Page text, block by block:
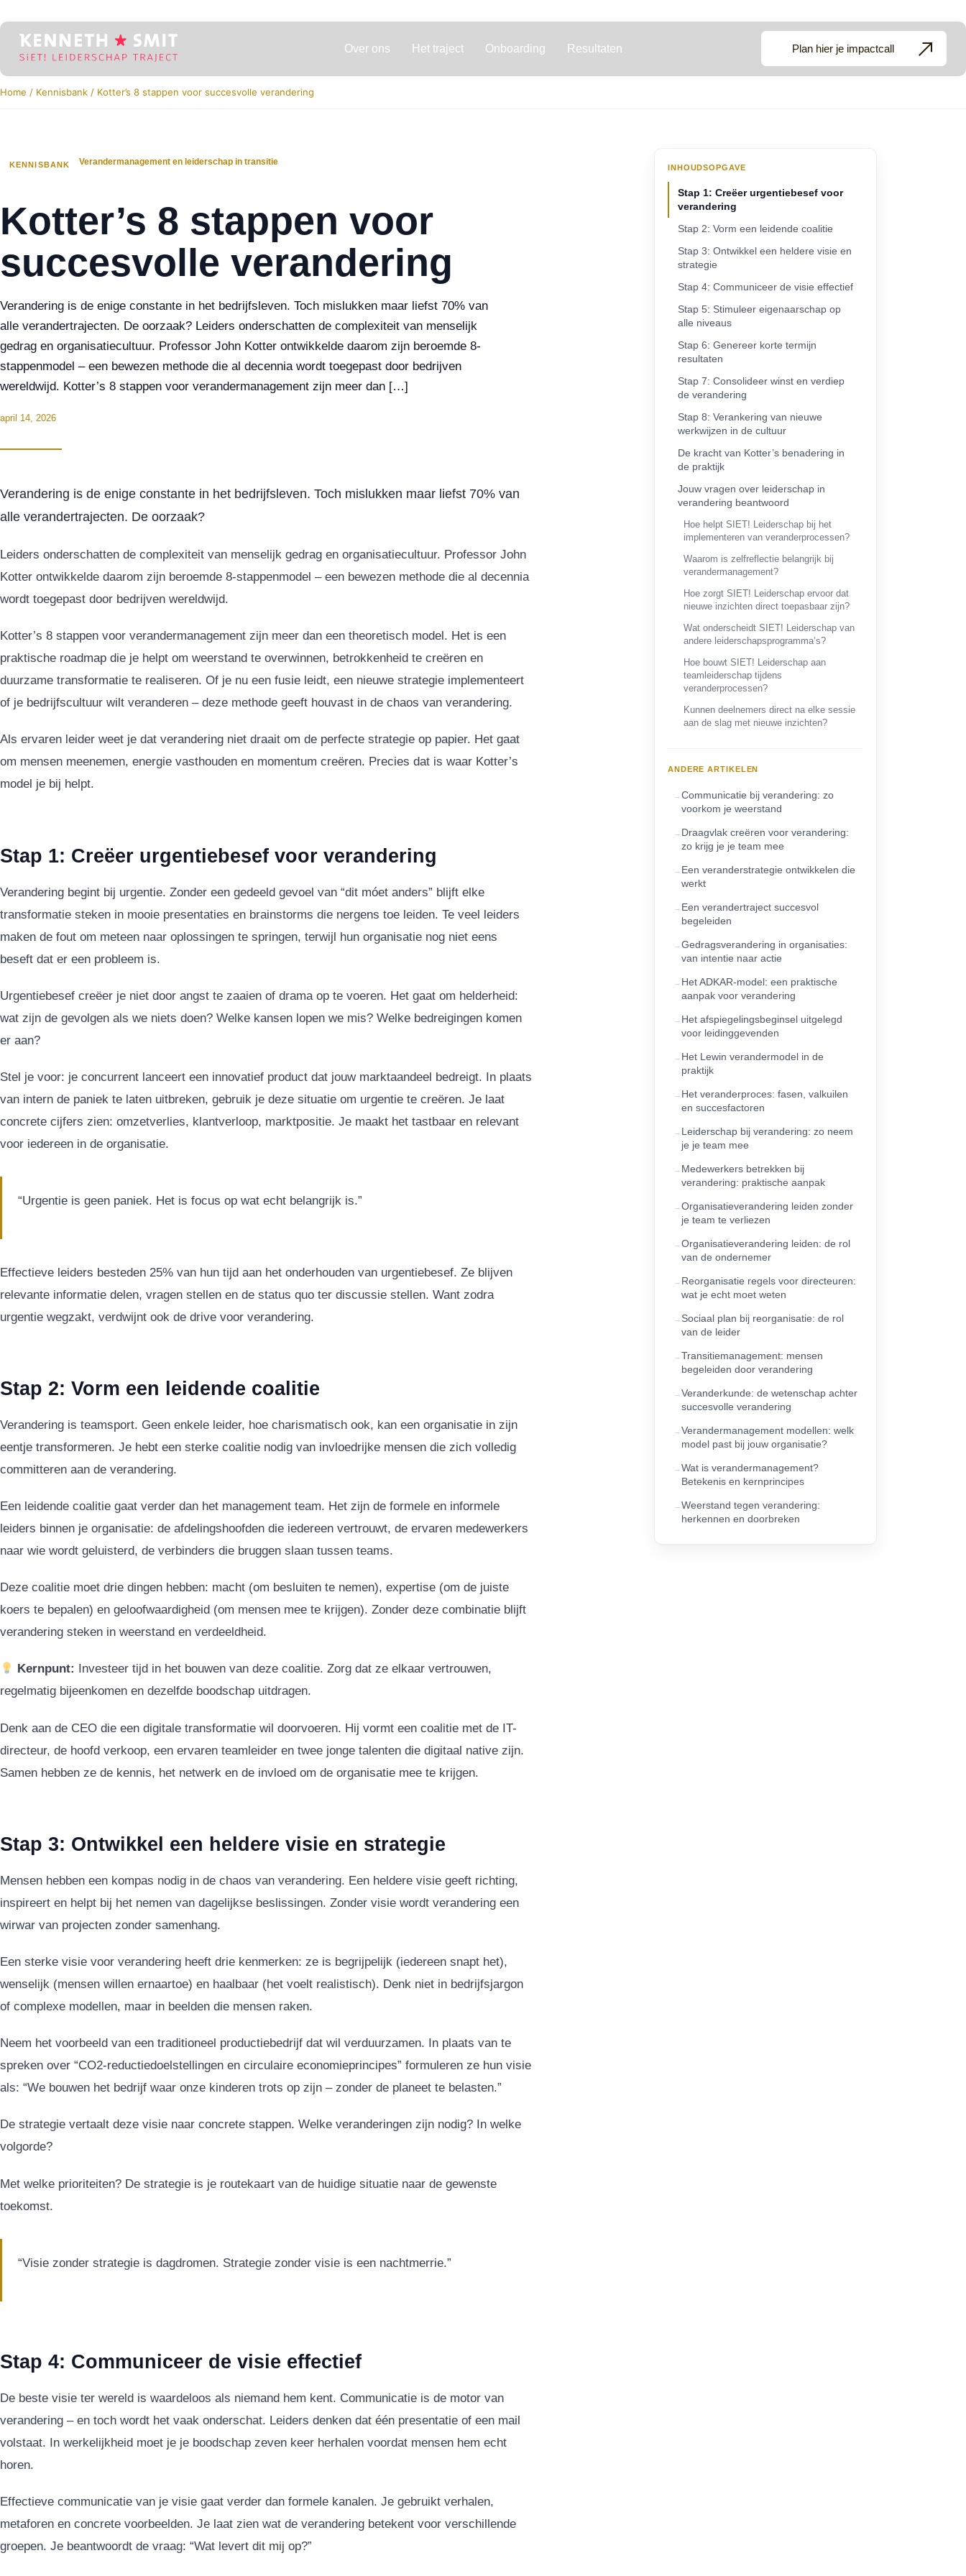
Over ons Het traject Onboarding Resultaten Plan hier je impactcall
Home / Kennisbank / Kotter’s 8 stappen voor succesvolle verandering
KENNISBANK Verandermanagement en leiderschap in transitie
Kotter’s 8 stappen voor
succesvolle verandering
Verandering is de enige constante in het bedrijfsleven. Toch mislukken maar liefst 70% van
alle verandertrajecten. De oorzaak? Leiders onderschatten de complexiteit van menselijk
gedrag en organisatiecultuur. Professor John Kotter ontwikkelde daarom zijn beroemde 8-
stappenmodel – een bewezen methode die al decennia wordt toegepast door bedrijven
wereldwijd. Kotter’s 8 stappen voor verandermanagement zijn meer dan […]
april 14, 2026
Verandering is de enige constante in het bedrijfsleven. Toch mislukken maar liefst 70% van
alle verandertrajecten. De oorzaak?
Leiders onderschatten de complexiteit van menselijk gedrag en organisatiecultuur. Professor John
Kotter ontwikkelde daarom zijn beroemde 8-stappenmodel – een bewezen methode die al decennia
wordt toegepast door bedrijven wereldwijd.
Kotter’s 8 stappen voor verandermanagement zijn meer dan een theoretisch model. Het is een
praktische roadmap die je helpt om weerstand te overwinnen, betrokkenheid te creëren en
duurzame transformatie te realiseren. Of je nu een fusie leidt, een nieuwe strategie implementeert
of je bedrijfscultuur wilt veranderen – deze methode geeft houvast in de chaos van verandering.
Als ervaren leider weet je dat verandering niet draait om de perfecte strategie op papier. Het gaat
om mensen meenemen, energie vasthouden en momentum creëren. Precies dat is waar Kotter’s
model je bij helpt.
Stap 1: Creëer urgentiebesef voor verandering
Verandering begint bij urgentie. Zonder een gedeeld gevoel van “dit móet anders” blijft elke
transformatie steken in mooie presentaties en brainstorms die nergens toe leiden. Te veel leiders
maken de fout om meteen naar oplossingen te springen, terwijl hun organisatie nog niet eens
beseft dat er een probleem is.
Urgentiebesef creëer je niet door angst te zaaien of drama op te voeren. Het gaat om helderheid:
wat zijn de gevolgen als we niets doen? Welke kansen lopen we mis? Welke bedreigingen komen
er aan?
Stel je voor: je concurrent lanceert een innovatief product dat jouw marktaandeel bedreigt. In plaats
van intern de paniek te laten uitbreken, gebruik je deze situatie om urgentie te creëren. Je laat
concrete cijfers zien: omzetverlies, klantverloop, marktpositie. Je maakt het tastbaar en relevant
voor iedereen in de organisatie.
“Urgentie is geen paniek. Het is focus op wat echt belangrijk is.”
Effectieve leiders besteden 25% van hun tijd aan het onderhouden van urgentiebesef. Ze blijven
relevante informatie delen, vragen stellen en de status quo ter discussie stellen. Want zodra
urgentie wegzakt, verdwijnt ook de drive voor verandering.
Stap 2: Vorm een leidende coalitie
Verandering is teamsport. Geen enkele leider, hoe charismatisch ook, kan een organisatie in zijn
eentje transformeren. Je hebt een sterke coalitie nodig van invloedrijke mensen die zich volledig
committeren aan de verandering.
Een leidende coalitie gaat verder dan het management team. Het zijn de formele en informele
leiders binnen je organisatie: de afdelingshoofden die iedereen vertrouwt, de ervaren medewerkers
naar wie wordt geluisterd, de verbinders die bruggen slaan tussen teams.
Deze coalitie moet drie dingen hebben: macht (om besluiten te nemen), expertise (om de juiste
koers te bepalen) en geloofwaardigheid (om mensen mee te krijgen). Zonder deze combinatie blijft
verandering steken in weerstand en verdeeldheid.
Kernpunt:
Investeer tijd in het bouwen van deze coalitie. Zorg dat ze elkaar vertrouwen,
regelmatig bijeenkomen en dezelfde boodschap uitdragen.
Denk aan de CEO die een digitale transformatie wil doorvoeren. Hij vormt een coalitie met de IT-
directeur, de hoofd verkoop, een ervaren teamleider en twee jonge talenten die digitaal native zijn.
Samen hebben ze de kennis, het netwerk en de invloed om de organisatie mee te krijgen.
Stap 3: Ontwikkel een heldere visie en strategie
Mensen hebben een kompas nodig in de chaos van verandering. Een heldere visie geeft richting,
inspireert en helpt bij het nemen van dagelijkse beslissingen. Zonder visie wordt verandering een
wirwar van projecten zonder samenhang.
Een sterke visie voor verandering heeft drie kenmerken: ze is begrijpelijk (iedereen snapt het),
wenselijk (mensen willen ernaartoe) en haalbaar (het voelt realistisch). Denk niet in bedrijfsjargon
of complexe modellen, maar in beelden die mensen raken.
Neem het voorbeeld van een traditioneel productiebedrijf dat wil verduurzamen. In plaats van te
spreken over “CO2-reductiedoelstellingen en circulaire economieprincipes” formuleren ze hun visie
als: “We bouwen het bedrijf waar onze kinderen trots op zijn – zonder de planeet te belasten.”
De strategie vertaalt deze visie naar concrete stappen. Welke veranderingen zijn nodig? In welke
volgorde?
Met welke prioriteiten? De strategie is je routekaart van de huidige situatie naar de gewenste
toekomst.
“Visie zonder strategie is dagdromen. Strategie zonder visie is een nachtmerrie.”
Stap 4: Communiceer de visie effectief
De beste visie ter wereld is waardeloos als niemand hem kent. Communicatie is de motor van
verandering – en toch wordt het vaak onderschat. Leiders denken dat één presentatie of een mail
volstaat. In werkelijkheid moet je je boodschap zeven keer herhalen voordat mensen hem echt
horen.
Effectieve communicatie van je visie gaat verder dan formele kanalen. Je gebruikt verhalen,
metaforen en concrete voorbeelden. Je laat zien wat de verandering betekent voor verschillende
groepen. Je beantwoordt de vraag: “Wat levert dit mij op?”
INHOUDSOPGAVE
Stap 1: Creëer urgentiebesef voor
verandering
Stap 2: Vorm een leidende coalitie
Stap 3: Ontwikkel een heldere visie en
strategie
Stap 4: Communiceer de visie effectief
Stap 5: Stimuleer eigenaarschap op
alle niveaus
Stap 6: Genereer korte termijn
resultaten
Stap 7: Consolideer winst en verdiep
de verandering
Stap 8: Verankering van nieuwe
werkwijzen in de cultuur
De kracht van Kotter’s benadering in
de praktijk
Jouw vragen over leiderschap in
verandering beantwoord
Hoe helpt SIET! Leiderschap bij het
implementeren van veranderprocessen?
Waarom is zelfreflectie belangrijk bij
verandermanagement?
Hoe zorgt SIET! Leiderschap ervoor dat
nieuwe inzichten direct toepasbaar zijn?
Wat onderscheidt SIET! Leiderschap van
andere leiderschapsprogramma’s?
Hoe bouwt SIET! Leiderschap aan
teamleiderschap tijdens
veranderprocessen?
Kunnen deelnemers direct na elke sessie
aan de slag met nieuwe inzichten?
ANDERE ARTIKELEN
Communicatie bij verandering: zo
voorkom je weerstand
Draagvlak creëren voor verandering:
zo krijg je je team mee
Een veranderstrategie ontwikkelen die
werkt
Een verandertraject succesvol
begeleiden
Gedragsverandering in organisaties:
van intentie naar actie
Het ADKAR-model: een praktische
aanpak voor verandering
Het afspiegelingsbeginsel uitgelegd
voor leidinggevenden
Het Lewin verandermodel in de
praktijk
Het veranderproces: fasen, valkuilen
en succesfactoren
Leiderschap bij verandering: zo neem
je je team mee
Medewerkers betrekken bij
verandering: praktische aanpak
Organisatieverandering leiden zonder
je team te verliezen
Organisatieverandering leiden: de rol
van de ondernemer
Reorganisatie regels voor directeuren:
wat je echt moet weten
Sociaal plan bij reorganisatie: de rol
van de leider
Transitiemanagement: mensen
begeleiden door verandering
Veranderkunde: de wetenschap achter
succesvolle verandering
Verandermanagement modellen: welk
model past bij jouw organisatie?
Wat is verandermanagement?
Betekenis en kernprincipes
Weerstand tegen verandering:
herkennen en doorbreken